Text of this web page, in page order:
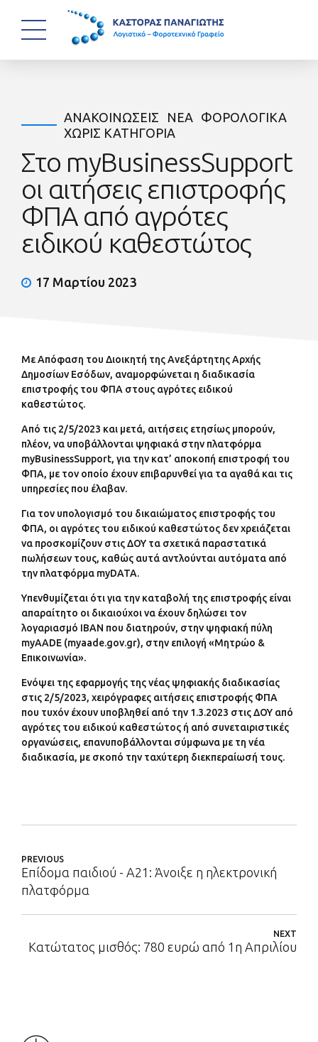
ΑΝΑΚΟΙΝΏΣΕΙΣ ΝΈΑ ΦΟΡΟΛΟΓΙΚΆ
ΧΩΡΊΣ ΚΑΤΗΓΟΡΊΑ
Στο myBusinessSupport
οι αιτήσεις επιστροφής
ΦΠΑ από αγρότες
ειδικού καθεστώτος
17 Μαρτίου 2023
Με Απόφαση του Διοικητή της Ανεξάρτητης Αρχής
Δημοσίων Εσόδων, αναμορφώνεται η διαδικασία
επιστροφής του ΦΠΑ στους αγρότες ειδικού
καθεστώτος.
Από τις 2/5/2023 και μετά, αιτήσεις ετησίως μπορούν,
πλέον, να υποβάλλονται ψηφιακά στην πλατφόρμα
myBusinessSupport, για την κατ’ αποκοπή επιστροφή του
ΦΠΑ, με τον οποίο έχουν επιβαρυνθεί για τα αγαθά και τις
υπηρεσίες που έλαβαν.
Για τον υπολογισμό του δικαιώματος επιστροφής του
ΦΠΑ, οι αγρότες του ειδικού καθεστώτος δεν χρειάζεται
να προσκομίζουν στις ΔΟΥ τα σχετικά παραστατικά
πωλήσεων τους, καθώς αυτά αντλούνται αυτόματα από
την πλατφόρμα myDATA.
Υπενθυμίζεται ότι για την καταβολή της επιστροφής είναι
απαραίτητο οι δικαιούχοι να έχουν δηλώσει τον
λογαριασμό IBAN που διατηρούν, στην ψηφιακή πύλη
myAADE (myaade.gov.gr), στην επιλογή «Μητρώο &
Επικοινωνία».
Ενόψει της εφαρμογής της νέας ψηφιακής διαδικασίας
στις 2/5/2023, χειρόγραφες αιτήσεις επιστροφής ΦΠΑ
που τυχόν έχουν υποβληθεί από την 1.3.2023 στις ΔΟΥ από
αγρότες του ειδικού καθεστώτος ή από συνεταιριστικές
οργανώσεις, επανυποβάλλονται σύμφωνα με τη νέα
διαδικασία, με σκοπό την ταχύτερη διεκπεραίωσή τους.
PREVIOUS
Επίδομα παιδιού - Α21: Άνοιξε η ηλεκτρονική
πλατφόρμα
NEXT
Κατώτατος μισθός: 780 ευρώ από 1η Απριλίου